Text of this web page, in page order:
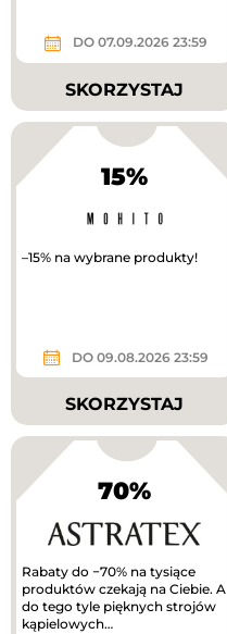
DO 07.09.2026 23:59
SKORZYSTAJ
15%
–15% na wybrane produkty!
DO 09.08.2026 23:59
SKORZYSTAJ
70%
Rabaty do −70% na tysiące
produktów czekają na Ciebie. A
do tego tyle pięknych strojów
kąpielowych…